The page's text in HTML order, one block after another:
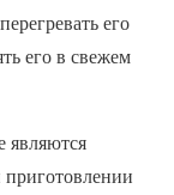
его
его в свежем
являются